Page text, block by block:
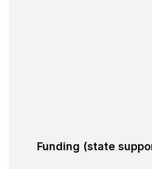
Funding (state